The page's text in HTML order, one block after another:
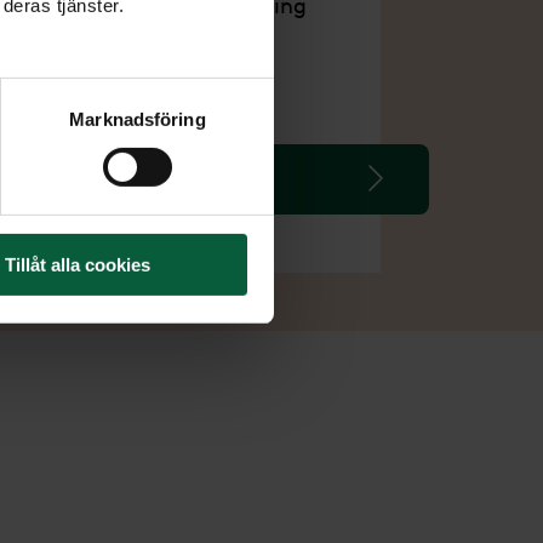
tjänster.
Marknadsföring
Tillåt alla cookies
Bokning av gravsättning
Läs mer om Paket Plus